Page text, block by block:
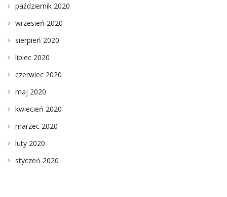
październik 2020
wrzesień 2020
sierpień 2020
lipiec 2020
czerwiec 2020
maj 2020
kwiecień 2020
marzec 2020
luty 2020
styczeń 2020